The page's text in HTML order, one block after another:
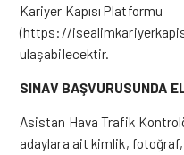
Kariyer Kapısı Platformu
(https://
ulaşabilecektir.
SINAV BAŞVURUSUNDA
Asistan Hava Trafik
adaylara ait kimlik,